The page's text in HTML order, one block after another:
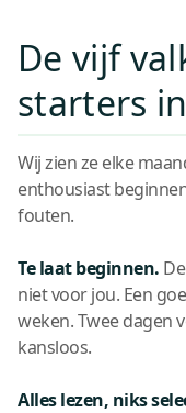
De vijf
starters
Wij zien ze elke
enthousiast
fouten.
Te laat beginnen.
niet voor jou. Een
weken. Twee dagen
kansloos.
Alles lezen, niks